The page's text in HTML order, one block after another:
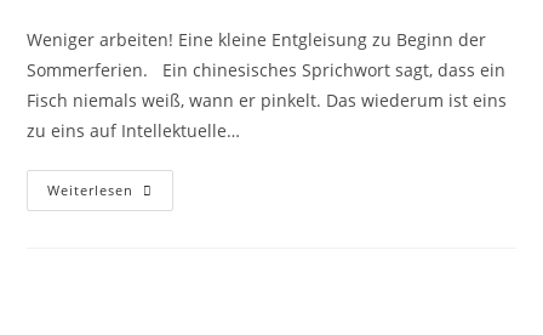
Weniger arbeiten! Eine kleine Entgleisung zu Beginn der
Sommerferien. Ein chinesisches Sprichwort sagt, dass ein
Fisch niemals weiß, wann er pinkelt. Das wiederum ist eins
zu eins auf Intellektuelle…
Weiterlesen